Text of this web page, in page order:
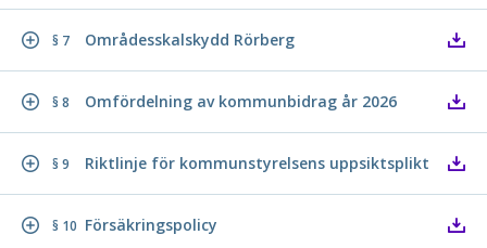
§ 7 Områdesskalskydd Rörberg
§ 8 Omfördelning av kommunbidrag år 2026
§ 9 Riktlinje för kommunstyrelsens uppsiktsplikt
§ 10 Försäkringspolicy